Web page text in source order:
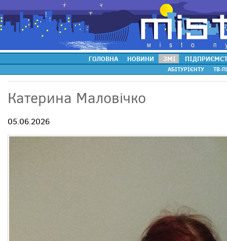
ГОЛОВНА НОВИНИ ЗМІ
АБІТУРІЄНТУ ТВ-
Катерина Маловічко
05.06.2026